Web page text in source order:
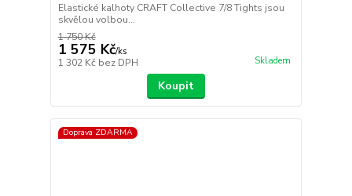
Elastické kalhoty CRAFT Collective 7/8 Tights jsou
skvělou volbou...
1 750 Kč
1 575 Kč/ks
1 302 Kč bez DPH Skladem
Koupit
Doprava ZDARMA